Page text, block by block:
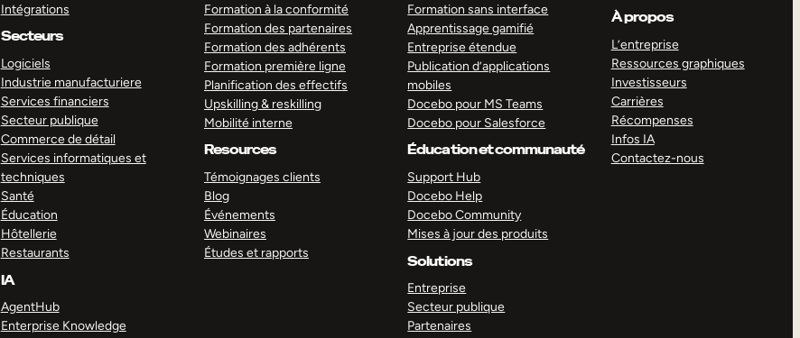
Intégrations
Secteurs
Logiciels
Industrie manufacturiere
Services financiers
Secteur publique
Commerce de détail
Services informatiques et
techniques
Santé
Éducation
Hôtellerie
Restaurants
IA
AgentHub
Enterprise Knowledge
Formation à la conformité
Formation des partenaires
Formation des adhérents
Formation première ligne
Planification des effectifs
Upskilling & reskilling
Mobilité interne
Resources
Témoignages clients
Blog
Événements
Webinaires
Études et rapports
Formation sans interface
Apprentissage gamifié
Entreprise étendue
Publication d’applications
mobiles
Docebo pour MS Teams
Docebo pour Salesforce
Éducation et communauté
Support Hub
Docebo Help
Docebo Community
Mises à jour des produits
Solutions
Entreprise
Secteur publique
Partenaires
À propos
L’entreprise
Ressources graphiques
Investisseurs
Carrières
Récompenses
Infos IA
Contactez-nous